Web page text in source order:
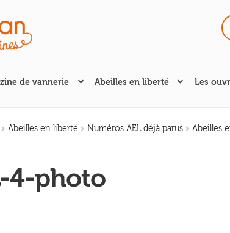
de vannerie Abeilles en liberté Les
Abeilles en liberté Numéros AEL déjà parus Abeilles
4-photo